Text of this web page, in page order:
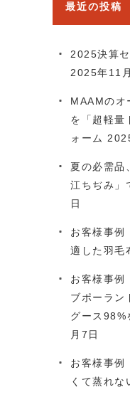
最近の投稿
2025決算
2025年11
MAAMのオ
を「超軽量
ォーム
夏の必需品
江ちぢみ」
日
お客様事例
適した羽毛
お客様事例
ブポーラン
グース98%
月7日
お客様事例
くて蒸れな